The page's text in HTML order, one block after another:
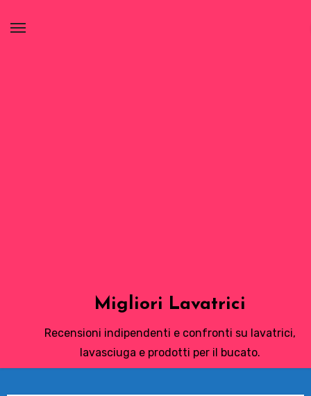
Migliori Lavatrici
Recensioni indipendenti e confronti su lavatrici,
lavasciuga e prodotti per il bucato.